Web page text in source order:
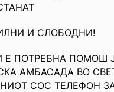
И СЛОБОДНИ!
Е ПОТРЕБНА ПОМОШ
АМБАСАДА ВО
СОС ТЕЛЕФОН